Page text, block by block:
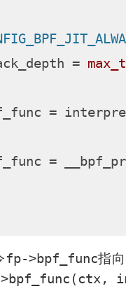
=
max_t
=
fp->bpf_func指